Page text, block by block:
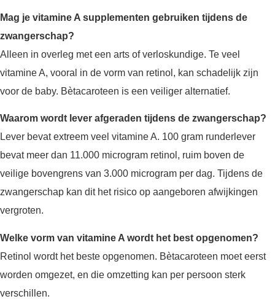
Mag je vitamine A supplementen gebruiken tijdens de
zwangerschap?
Alleen in overleg met een arts of verloskundige. Te veel
vitamine A, vooral in de vorm van retinol, kan schadelijk zijn
voor de baby. Bètacaroteen is een veiliger alternatief.
Waarom wordt lever afgeraden tijdens de zwangerschap?
Lever bevat extreem veel vitamine A. 100 gram runderlever
bevat meer dan 11.000 microgram retinol, ruim boven de
veilige bovengrens van 3.000 microgram per dag. Tijdens de
zwangerschap kan dit het risico op aangeboren afwijkingen
vergroten.
Welke vorm van vitamine A wordt het best opgenomen?
Retinol wordt het beste opgenomen. Bètacaroteen moet eerst
worden omgezet, en die omzetting kan per persoon sterk
verschillen.